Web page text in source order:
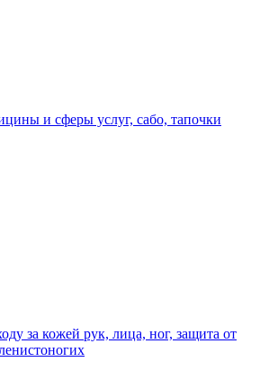
и сферы услуг, сабо, тапочки
за кожей рук, лица, ног, защита от